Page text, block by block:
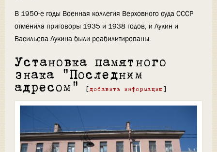
В 1950-е годы Военная коллегия Верховного суда СССР
отменила приговоры 1935 и 1938 годов, и Лукин и
Васильева-Лукина были реабилитированы.
Установка памятного
знака "Последним
адресом"
[ добавить информацию ]